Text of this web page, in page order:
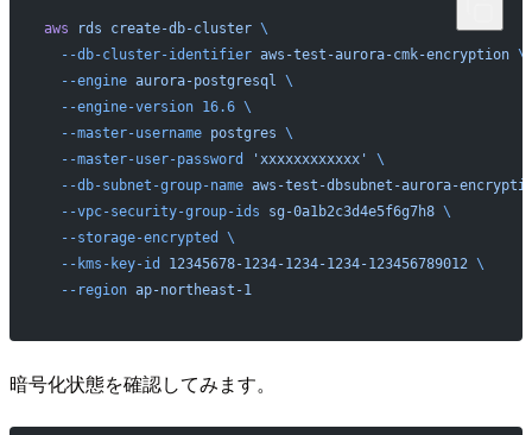
aws rds create-db-cluster \
  --db-cluster-identifier
aws-test-aurora-cmk-encryption \
  --engine
aurora-postgresql \
  --engine-version
16.6 \
  --master-username
postgres \
  --master-user-password
'xxxxxxxxxxxx'
\
  --db-subnet-group-name
aws-test-dbsubnet-aurora-
  --vpc-security-group-ids
sg-0a1b2c3d4e5f6g7h8 \
  --storage-encrypted
\
  --kms-key-id
12345678-1234-1234-1234-123456789012 \
  --region
ap-northeast-1
暗号化状態を確認してみます。